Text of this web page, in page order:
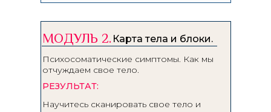
Карта тела и блоки.
МОДУЛЬ 2.
Психосоматические симптомы. Как мы
отчуждаем свое тело.
РЕЗУЛЬТАТ:
Научитесь сканировать свое тело и